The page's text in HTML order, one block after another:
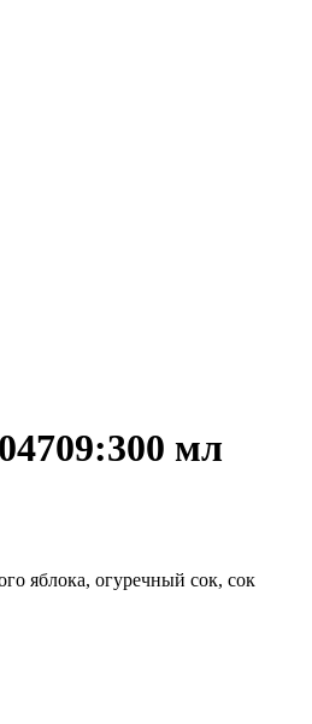
мл
яблока, огуречный сок, сок